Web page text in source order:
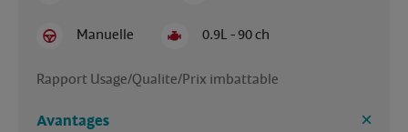
Manuelle 0.9L - 90 ch
Rapport Usage/Qualite/Prix imbattable
Avantages